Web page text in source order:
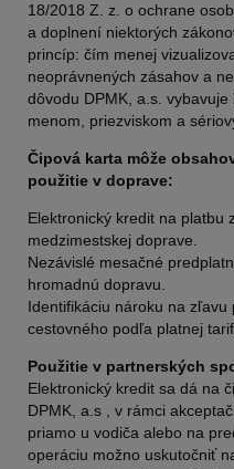
18/2018 Z. z. o ochrane
a doplnení niektorých
princíp: čím menej
neoprávnených zásahov a
dôvodu DPMK, a.s.
menom, priezviskom a
Čipová karta môže
použitie v doprave:
Elektronický kredit na platbu
medzimestskej doprave.
Nezávislé mesačné
hromadnú dopravu.
Identifikáciu nároku na
cestovného podľa platnej
Použitie v partnerských
Elektronický kredit sa dá na
DPMK, a.s , v rámci
priamo u vodiča alebo na
operáciu možno uskutočniť